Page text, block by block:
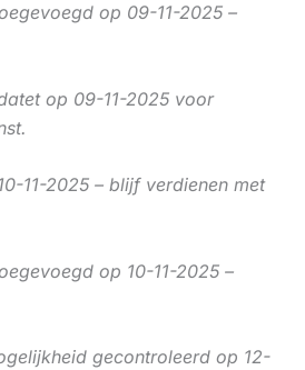
op 09-11-2025 –
op 09-11-2025 voor
11-2025 – blijf verdienen met
op 10-11-2025 –
gecontroleerd op 12-